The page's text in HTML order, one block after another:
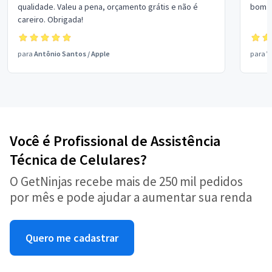
qualidade. Valeu a pena, orçamento grátis e não é
careiro. Obrigada!
para Antônio Santos /Apple
bom
para
Você é Profissional de Assistência
Técnica de Celulares?
O GetNinjas recebe mais de 250 mil pedidos
por mês e pode ajudar a aumentar sua renda
Quero me cadastrar